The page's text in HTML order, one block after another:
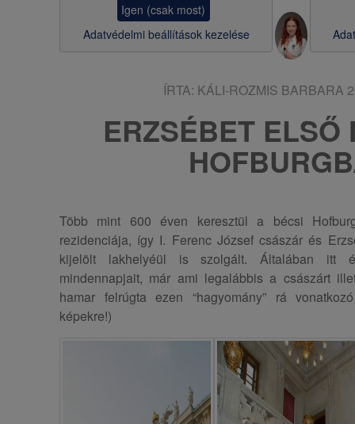
Igen (csak most)
Adatvédelmi beállítások kezelése
ÍRTA: KÁLI-ROZMIS BARBARA
ERZSÉBET ELSŐ
Több mint 600 éven keresztül a bécsi
rezidenciája, így I. Ferenc József császár és
kijelölt lakhelyéül is szolgált. Általában itt
mindennapjait, már ami legalábbis a császárt
hamar felrúgta ezen “hagyomány” rá
képekre!)